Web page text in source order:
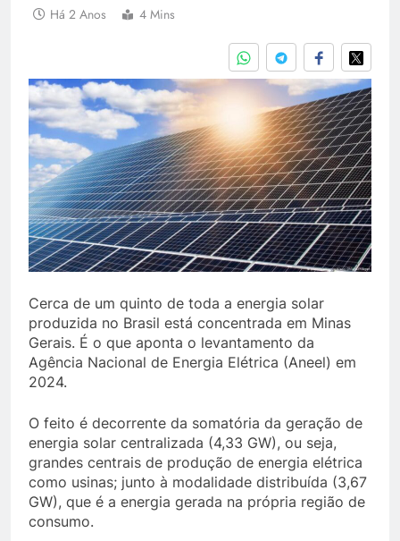
Há 2 Anos 4 Mins
Cerca de um quinto de toda a energia solar
produzida no Brasil está concentrada em Minas
Gerais. É o que aponta o levantamento da
Agência Nacional de Energia Elétrica (Aneel) em
2024.
O feito é decorrente da somatória da geração de
energia solar centralizada (4,33 GW), ou seja,
grandes centrais de produção de energia elétrica
como usinas; junto à modalidade distribuída (3,67
GW), que é a energia gerada na própria região de
consumo.